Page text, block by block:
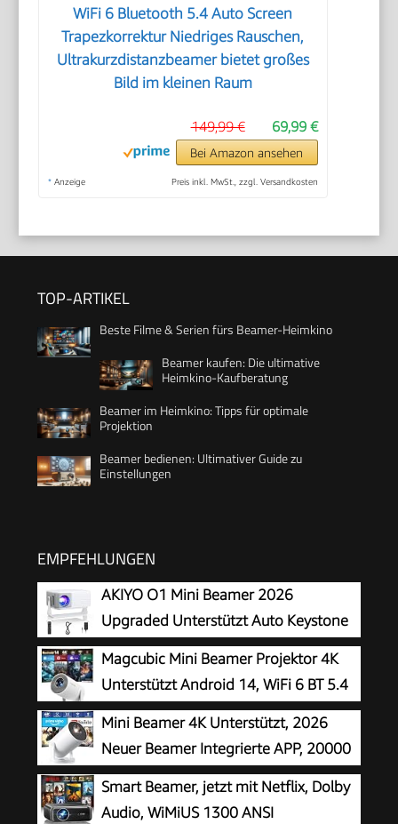
WiFi 6 Bluetooth 5.4 Auto Screen
Trapezkorrektur Niedriges Rauschen,
Ultrakurzdistanzbeamer bietet großes
Bild im kleinen Raum
69,99 €
149,99 €
Bei Amazon ansehen
* Anzeige Preis inkl. MwSt., zzgl. Versandkosten
TOP-ARTIKEL
Beste Filme & Serien fürs Beamer-Heimkino
Beamer kaufen: Die ultimative
Heimkino-Kaufberatung
Beamer im Heimkino: Tipps für optimale
Projektion
Beamer bedienen: Ultimativer Guide zu
Einstellungen
EMPFEHLUNGEN
AKIYO O1 Mini Beamer 2026
Upgraded Unterstützt Auto Keystone
1080P 16000L
Magcubic Mini Beamer Projektor 4K
Unterstützt Android 14, WiFi 6 BT 5.4
Mini Beamer 4K Unterstützt, 2026
Neuer Beamer Integrierte APP, 20000
Lumens mit Android 14, Automatische
Trapezkorrektur, WiFi 6 und Bluetooth 5.4, 180°
Smart Beamer, jetzt mit Netflix, Dolby
Audio, WiMiUS 1300 ANSI